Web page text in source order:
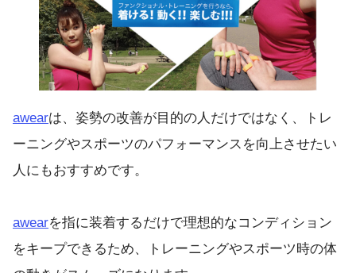
awearは、姿勢の改善が目的の人だけではなく、トレ
ーニングやスポーツのパフォーマンスを向上させたい
人にもおすすめです。
awearを指に装着するだけで理想的なコンディション
をキープできるため、トレーニングやスポーツ時の体